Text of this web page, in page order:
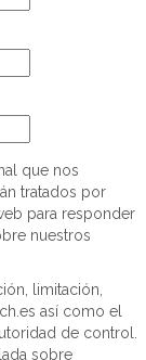
que nos
tratados por
para responder
nuestros
limitación,
así como el
de control.
sobre